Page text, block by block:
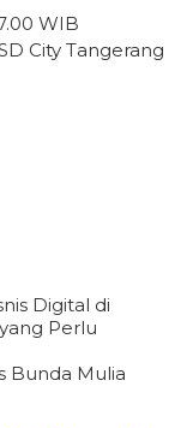
WIB
City Tangerang
Digital di
Perlu